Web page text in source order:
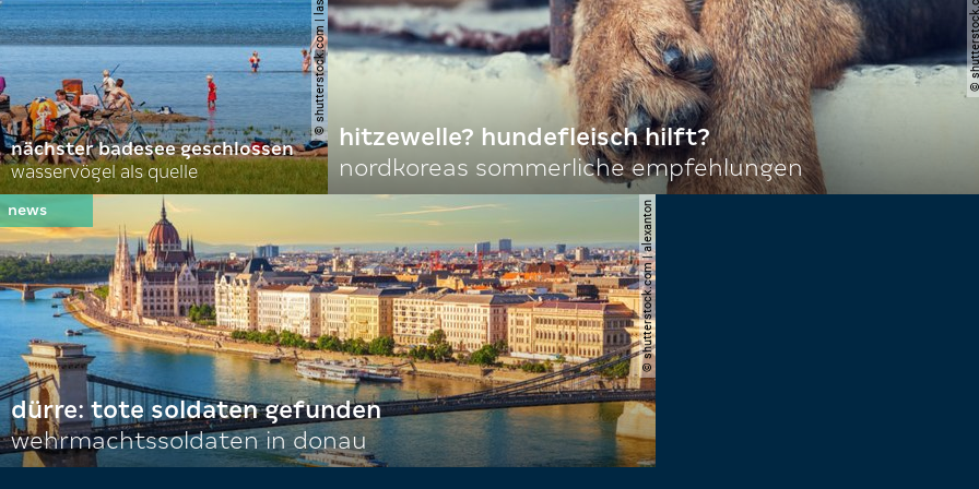
nächster badesee geschlossen
wasservögel als quelle
hitzewelle? hundefleisch hilft?
nordkoreas sommerliche empfehlungen
© shutterstock.com | alexanton
dürre: tote soldaten gefunden
wehrmachtssoldaten in donau